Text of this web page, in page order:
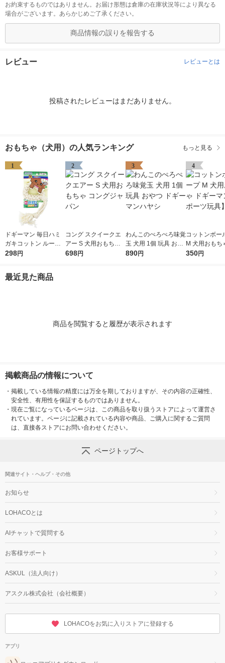
お約束するものではありません。お届け形態は倉庫の在庫状況等により異なる
場合がございます。あらかじめご了承ください。
商品情報の誤りを報告する
レビュー レビューとは
投稿されたレビューはまだありません。
おもちゃ（犬用）の人気ランキング もっと見る
1
ドギーマン 毎日ハミ
ガキコットン ループ
超小〜小型犬用 SSサ
298円
2
コング スクイークエ
アー S 犬用おもちゃ
コングジャパン
698円
3
わんこのぺろぺろ味覚
玉 犬用 1個 玩具 おや
つ ドギーマンハヤシ
890円
4
コットンボー
M 犬用おもち
ーマン 【スポ
350円
最近見た商品
商品を閲覧すると履歴が表示されます
掲載商品の情報について
・ 掲載している情報の精度には万全を期しておりますが、その内容の正確性、
安全性、有用性を保証するものではありません。
・ 現在ご覧になっているページは、この商品を取り扱うストアによって運営さ
れています。ページに記載されている内容や商品、ご購入に関するご質問
は、直接各ストアにお問い合わせください。
ページトップへ
関連サイト・ヘルプ・その他
お知らせ
LOHACOとは
AIチャットで質問する
お客様サポート
ASKUL（法人向け）
アスクル株式会社（会社概要）
LOHACOをお気に入りストアに登録する
アプリ